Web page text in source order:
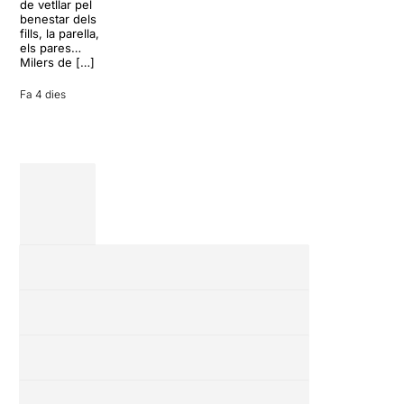
de vetllar pel
benestar dels
fills, la parella,
els pares…
Milers de […]
Fa 4 dies